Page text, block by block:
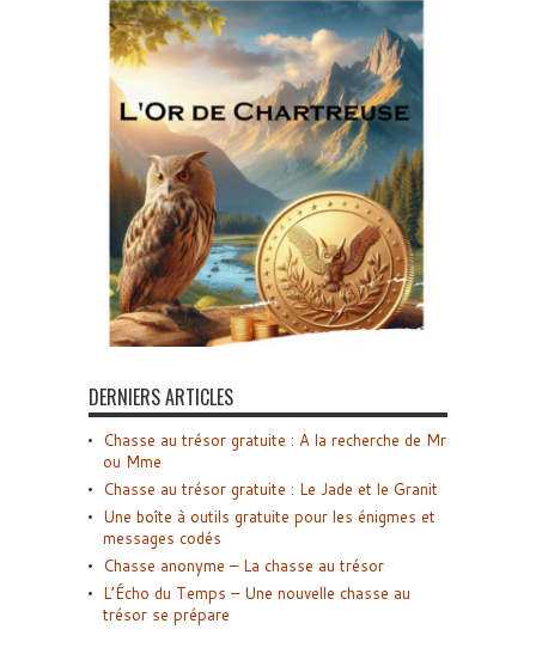
DERNIERS ARTICLES
Chasse au trésor gratuite : A la recherche de Mr
ou Mme
Chasse au trésor gratuite : Le Jade et le Granit
Une boîte à outils gratuite pour les énigmes et
messages codés
Chasse anonyme – La chasse au trésor
L’Écho du Temps – Une nouvelle chasse au
trésor se prépare